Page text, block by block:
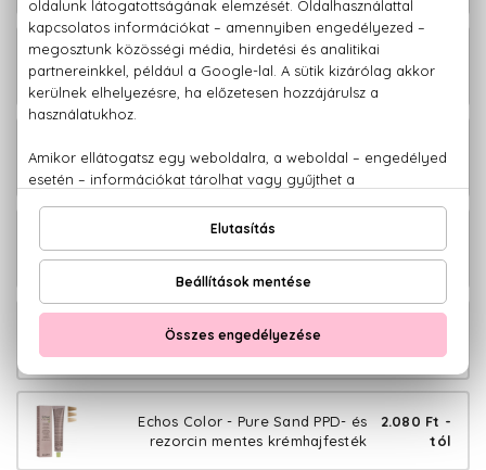
Echos Color - Cold Copper PPD- és
rezorcin mentes krémhajfesték
tól
rezorcin mentes krémhajfesték
tól
Echos Color - Copper Wood PPD- és
rezorcin mentes krémhajfesték
tól
Echos Color - Warm Naturals PPD- és
Echos Color - Pure Sand PPD- és
rezorcin mentes krémhajfesték
2.080 Ft -
tól